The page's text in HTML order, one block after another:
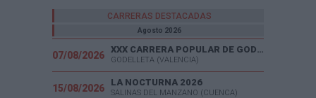
CARRERAS DESTACADAS
Agosto 2026
07/08/2026
XXX CARRERA POPULAR DE GODELLETA
GODELLETA (VALENCIA)
15/08/2026
LA NOCTURNA 2026
SALINAS DEL MANZANO (CUENCA)